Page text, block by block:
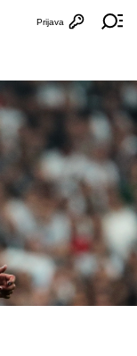
Otvori
Prijava